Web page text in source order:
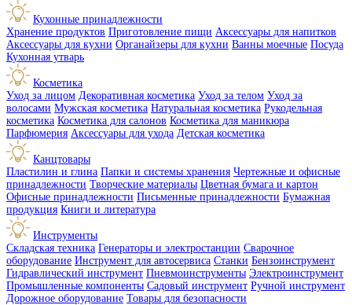
Кухонные принадлежности
Хранение продуктов Приготовление пищи Аксессуары для напитков
Аксессуары для кухни Органайзеры для кухни Ванны моечные Посуда
Кухонная утварь
Косметика
Уход за лицом Декоративная косметика Уход за телом Уход за
волосами Мужская косметика Натуральная косметика Рукодельная
косметика Косметика для салонов Косметика для маникюра
Парфюмерия Аксессуары для ухода Детская косметика
Канцтовары
Пластилин и глина Папки и системы хранения Чертежные и офисные
принадлежности Творческие материалы Цветная бумага и картон
Офисные принадлежности Письменные принадлежности Бумажная
продукция Книги и литература
Инструменты
Складская техника Генераторы и электростанции Сварочное
оборудование Инструмент для автосервиса Станки Бензоинструмент
Гидравлический инструмент Пневмоинструменты Электроинструмент
Промышленные компоненты Садовый инструмент Ручной инструмент
Дорожное оборудование Товары для безопасности